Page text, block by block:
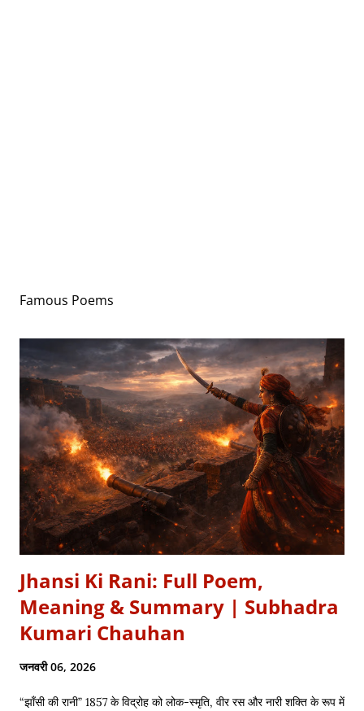
Famous Poems
Jhansi Ki Rani: Full Poem,
Meaning & Summary | Subhadra
Kumari Chauhan
जनवरी 06, 2026
“झाँसी की रानी” 1857 के विद्रोह को लोक-स्मृति, वीर रस और नारी शक्ति के रूप में